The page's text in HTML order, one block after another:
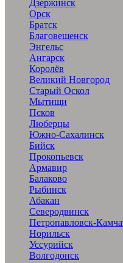
Дзержинск
Орск
Братск
Благовещенск
Энгельс
Ангарск
Королёв
Великий Новгород
Старый Оскол
Мытищи
Псков
Люберцы
Южно-Сахалинск
Бийск
Прокопьевск
Армавир
Балаково
Рыбинск
Абакан
Северодвинск
Петропавловск-
Норильск
Уссурийск
Волгодонск